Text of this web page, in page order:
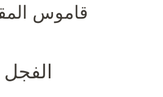
قاموس
الفجل